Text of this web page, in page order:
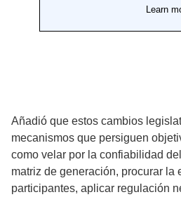
Añadió que estos cambios
mecanismos que persiguen
como velar por la confiabilidad
matriz de generación, procurar la
participantes, aplicar regulación